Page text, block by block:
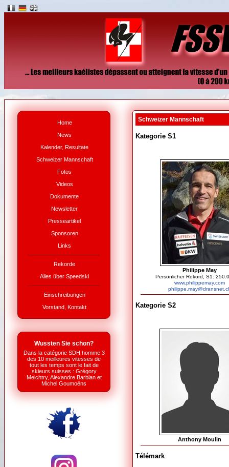
Home
News
Kalender, Resultate
Schweizer Mannschaft
Fotos
Videos
Dokumente
Newsletter
Presseartikel
Sponsoren
Links
Rekorde
Alles über Speedski
Einschreibungen
Vorstand, Kontakt
Wussten Sie schon?
Dans la catégorie SDH homme 3
des 10 meilleures vitesses de
tout les temps sont le fait de
skieurs suisses : Grégory
Meichtry, Alexandre Barblan et
Michel Goumoëns
Schweizer Mannschaft
Kategorie S1
Philippe May
Persönlicher Rekord, S1:
www.philippemay.com
Kategorie S2
Anthony Moulin
Télémark